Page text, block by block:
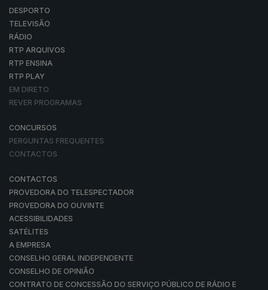
DESPORTO
TELEVISÃO
RÁDIO
RTP ARQUIVOS
RTP ENSINA
RTP PLAY
EM DIRETO
REVER PROGRAMAS
CONCURSOS
PERGUNTAS FREQUENTES
CONTACTOS
CONTACTOS
PROVEDORA DO TELESPECTADOR
PROVEDORA DO OUVINTE
ACESSIBILIDADES
SATÉLITES
A EMPRESA
CONSELHO GERAL INDEPENDENTE
CONSELHO DE OPINIÃO
CONTRATO DE CONCESSÃO DO SERVIÇO PÚBLICO DE RÁDIO E